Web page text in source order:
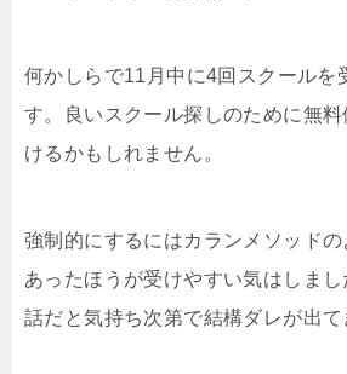
何かしらで11月中に4回スクールを
す。良いスクール探しのために無
けるかもしれません。
強制的にするにはカランメソッド
あったほうが受けやすい気はしま
話だと気持ち次第で結構ダレが出て